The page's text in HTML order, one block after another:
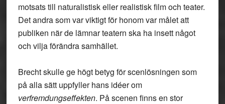
motsats till naturalistisk eller realistisk film och teater.
Det andra som var viktigt för honom var målet att
publiken när de lämnar teatern ska ha insett något
och vilja förändra samhället.
Brecht skulle ge högt betyg för scenlösningen som
på alla sätt uppfyller hans idéer om
verfremdungseffekten. På scenen finns en stor